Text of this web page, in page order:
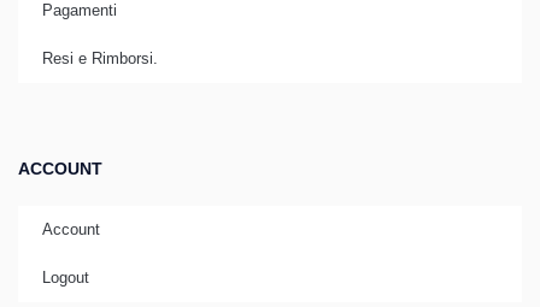
Pagamenti
Resi e Rimborsi.
ACCOUNT
Account
Logout